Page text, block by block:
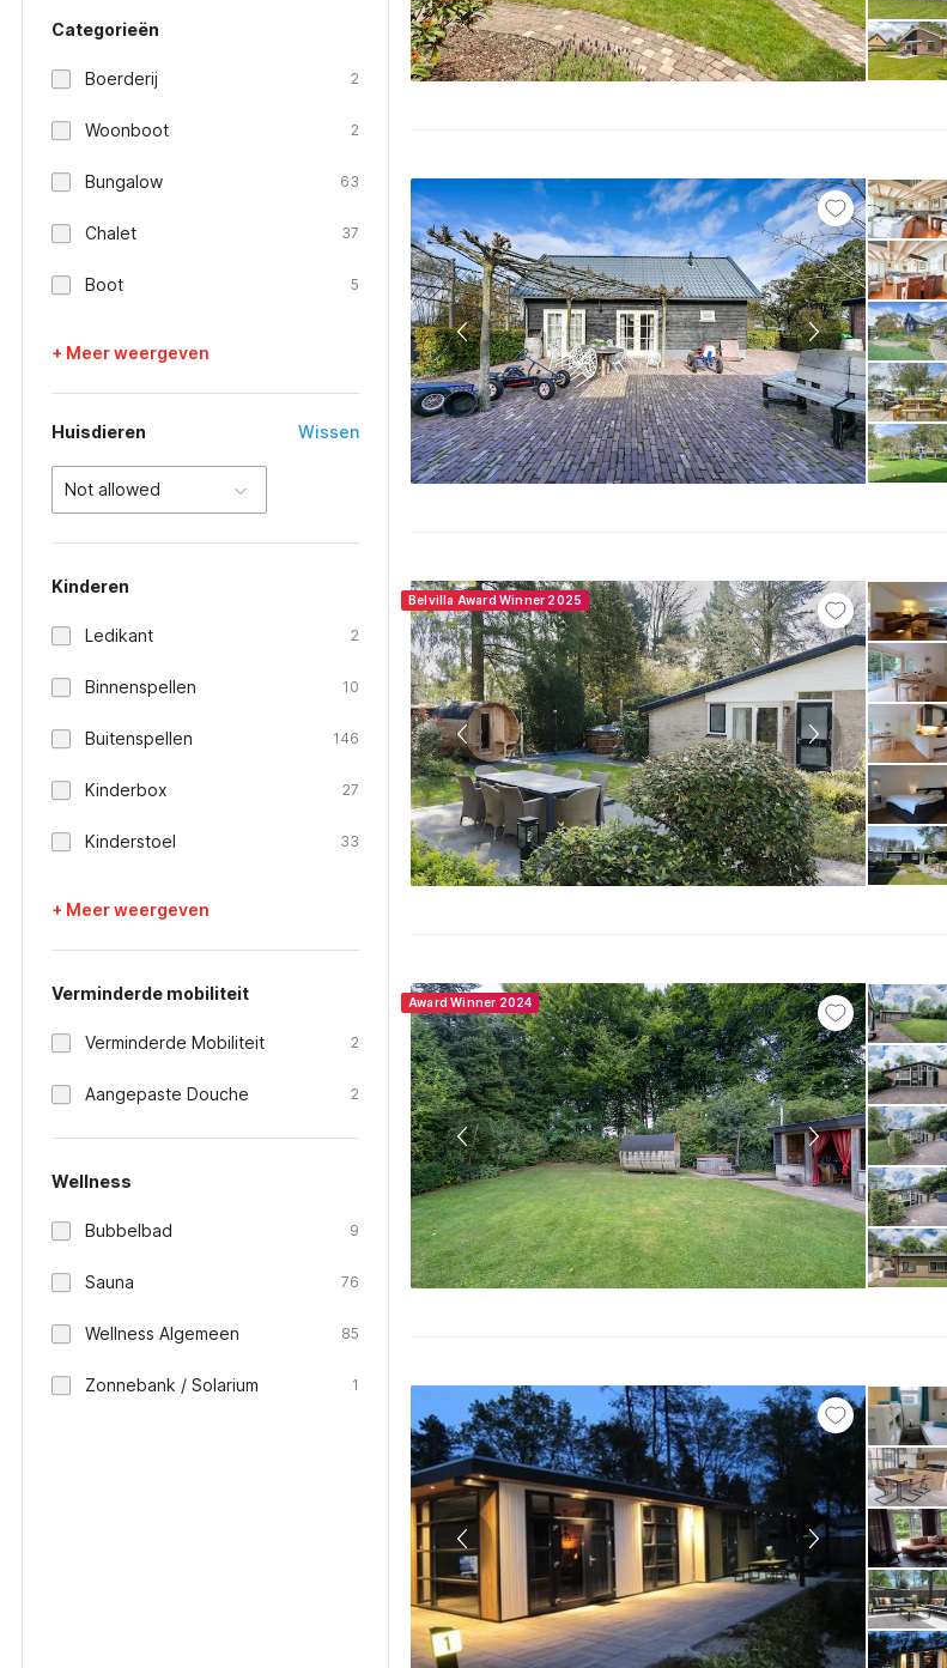
Categorieën
Boerderij 2
Woonboot 2
Bungalow 63
Chalet 37
Boot 5
+ Meer weergeven
Huisdieren Wissen
Not allowed
Kinderen
Ledikant 2
Binnenspellen 10
Buitenspellen 146
Kinderbox 27
Kinderstoel 33
+ Meer weergeven
Verminderde mobiliteit
Verminderde Mobiliteit 2
Aangepaste Douche 2
Wellness
Bubbelbad 9
Sauna 76
Wellness Algemeen 85
Zonnebank / Solarium 1
Belvilla Award Winner 2025
Award Winner 2024